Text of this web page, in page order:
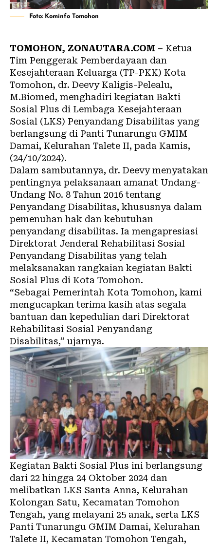
Foto: Kominfo Tomohon
TOMOHON, ZONAUTARA.COM – Ketua
Tim Penggerak Pemberdayaan dan
Kesejahteraan Keluarga (TP-PKK) Kota
Tomohon, dr. Deevy Kaligis-Pelealu,
M.Biomed, menghadiri kegiatan Bakti
Sosial Plus di Lembaga Kesejahteraan
Sosial (LKS) Penyandang Disabilitas yang
berlangsung di Panti Tunarungu GMIM
Damai, Kelurahan Talete II, pada Kamis,
(24/10/2024).
Dalam sambutannya, dr. Deevy menyatakan
pentingnya pelaksanaan amanat Undang-
Undang No. 8 Tahun 2016 tentang
Penyandang Disabilitas, khususnya dalam
pemenuhan hak dan kebutuhan
penyandang disabilitas. Ia mengapresiasi
Direktorat Jenderal Rehabilitasi Sosial
Penyandang Disabilitas yang telah
melaksanakan rangkaian kegiatan Bakti
Sosial Plus di Kota Tomohon.
“Sebagai Pemerintah Kota Tomohon, kami
mengucapkan terima kasih atas segala
bantuan dan kepedulian dari Direktorat
Rehabilitasi Sosial Penyandang
Disabilitas,” ujarnya.
Kegiatan Bakti Sosial Plus ini berlangsung
dari 22 hingga 24 Oktober 2024 dan
melibatkan LKS Santa Anna, Kelurahan
Kolongan Satu, Kecamatan Tomohon
Tengah, yang melayani 25 anak, serta LKS
Panti Tunarungu GMIM Damai, Kelurahan
Talete II, Kecamatan Tomohon Tengah,